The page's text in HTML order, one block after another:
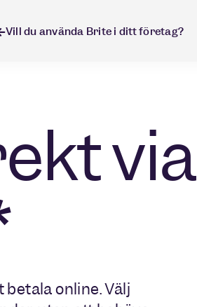
Vill du använda Brite i ditt företag?
via
online. Välj